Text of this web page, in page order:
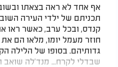
אף אחד לא ראה בצאתו
תכניתם של ילדי העירה
קנדס, ובכל ערב, כאשר ראו
חוזר מעמל יומו, מלאו הם
גדותיהם. בסופו של הלילה
שבדלי לקרח... מנד'לה שואב